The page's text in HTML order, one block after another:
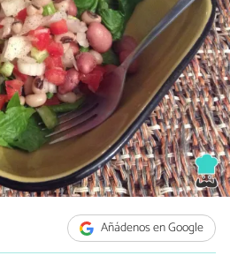
Añádenos en Google